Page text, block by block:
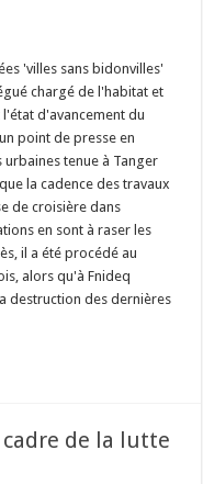
'villes sans bidonvilles'
chargé de l'habitat et
d'avancement du
point de presse en
tenue à Tanger
la cadence des travaux
de croisière dans
en sont à raser les
il a été procédé au
alors qu'à Fnideq
destruction des dernières
cadre de la lutte